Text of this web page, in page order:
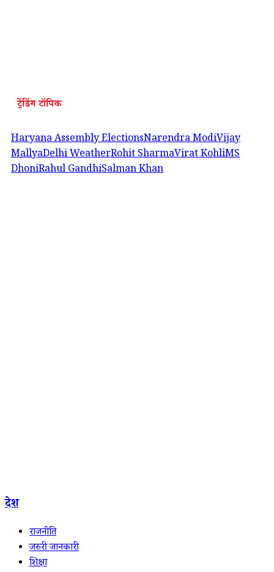
ट्रेंडिंग टॉपिक
Haryana Assembly ElectionsNarendra ModiVijay
MallyaDelhi WeatherRohit SharmaVirat KohliMS
DhoniRahul GandhiSalman Khan
देश
राजनीति
जरुरी जानकारी
शिक्षा